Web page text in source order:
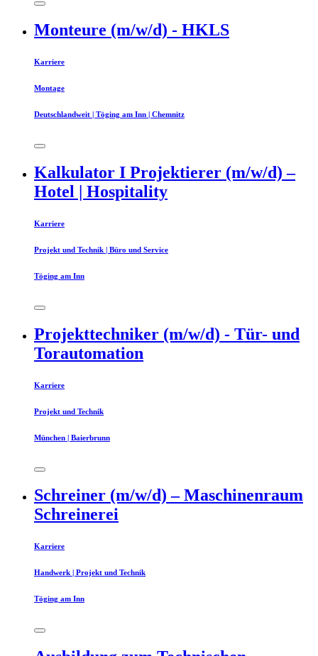
Monteure (m/w/d) - HKLS
Karriere
Montage
Deutschlandweit | Töging am Inn | Chemnitz
Kalkulator I Projektierer (m/w/d) –
Hotel | Hospitality
Karriere
Projekt und Technik | Büro und Service
Töging am Inn
Projekttechniker (m/w/d) - Tür- und
Torautomation
Karriere
Projekt und Technik
München | Baierbrunn
Schreiner (m/w/d) – Maschinenraum
Schreinerei
Karriere
Handwerk | Projekt und Technik
Töging am Inn